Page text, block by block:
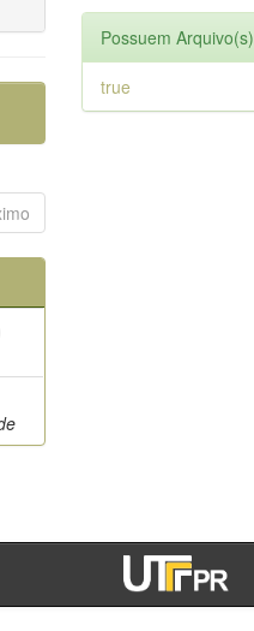
Possuem Arquivo(s)
true
- Brasil